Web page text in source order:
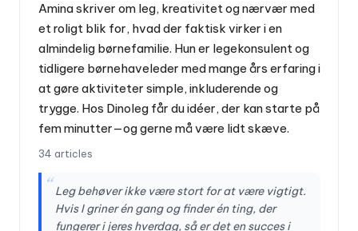
Amina skriver om leg, kreativitet og nærvær med
et roligt blik for, hvad der faktisk virker i en
almindelig børnefamilie. Hun er legekonsulent og
tidligere børnehaveleder med mange års erfaring i
at gøre aktiviteter simple, inkluderende og
trygge. Hos Dinoleg får du idéer, der kan starte på
fem minutter—og gerne må være lidt skæve.
34 articles
“ Leg behøver ikke være stort for at være vigtigt.
Hvis I griner én gang og finder én ting, der
fungerer i jeres hverdag, så er det en succes i